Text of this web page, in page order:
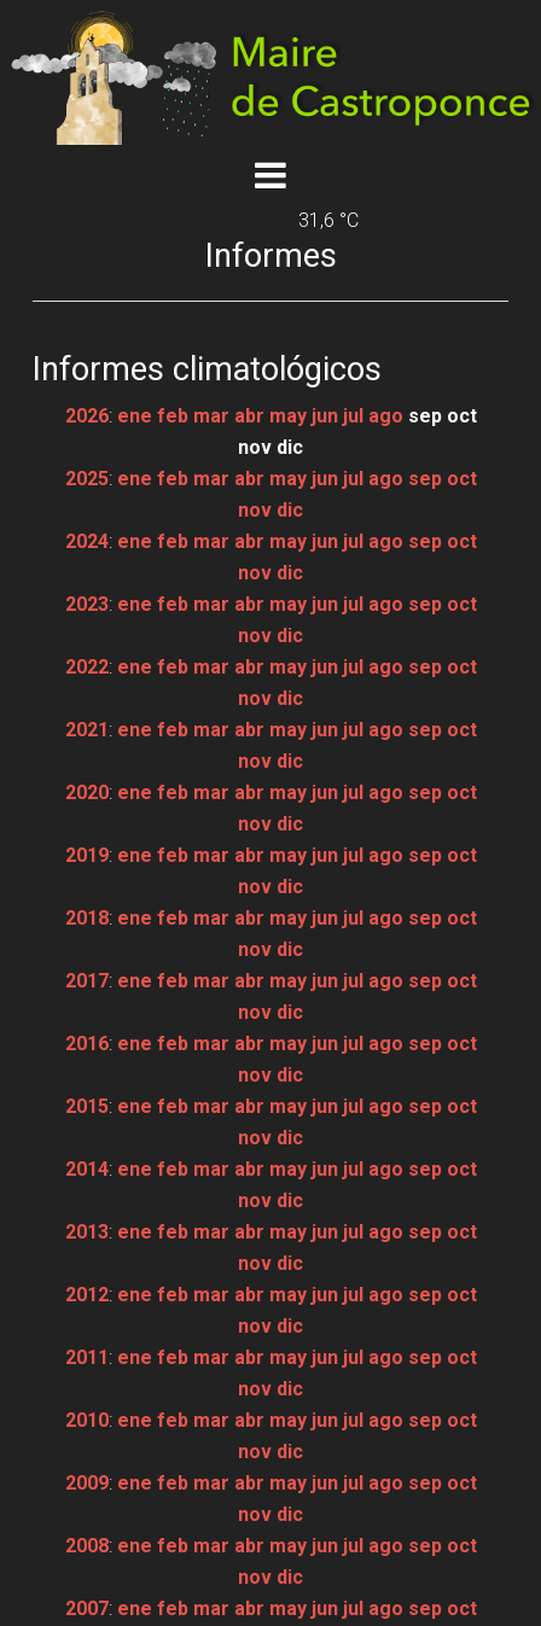
31,6 °C
Informes
Informes climatológicos
2026: ene feb mar abr may jun jul ago sep oct
nov dic
2025: ene feb mar abr may jun jul ago sep oct
nov dic
2024: ene feb mar abr may jun jul ago sep oct
nov dic
2023: ene feb mar abr may jun jul ago sep oct
nov dic
2022: ene feb mar abr may jun jul ago sep oct
nov dic
2021: ene feb mar abr may jun jul ago sep oct
nov dic
2020: ene feb mar abr may jun jul ago sep oct
nov dic
2019: ene feb mar abr may jun jul ago sep oct
nov dic
2018: ene feb mar abr may jun jul ago sep oct
nov dic
2017: ene feb mar abr may jun jul ago sep oct
nov dic
2016: ene feb mar abr may jun jul ago sep oct
nov dic
2015: ene feb mar abr may jun jul ago sep oct
nov dic
2014: ene feb mar abr may jun jul ago sep oct
nov dic
2013: ene feb mar abr may jun jul ago sep oct
nov dic
2012: ene feb mar abr may jun jul ago sep oct
nov dic
2011: ene feb mar abr may jun jul ago sep oct
nov dic
2010: ene feb mar abr may jun jul ago sep oct
nov dic
2009: ene feb mar abr may jun jul ago sep oct
nov dic
2008: ene feb mar abr may jun jul ago sep oct
nov dic
2007: ene feb mar abr may jun jul ago sep oct